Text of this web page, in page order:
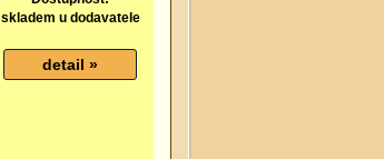
skladem u dodavatele